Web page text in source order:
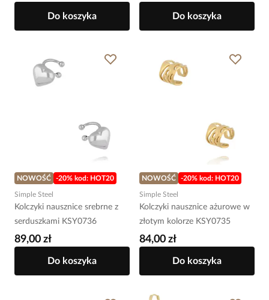
Do koszyka Do koszyka
NOWOŚĆ -20% kod: HOT20
Simple Steel
Kolczyki nausznice srebrne z
serduszkami KSY0736
89,00 zł
Do koszyka
NOWOŚĆ -20% kod: HOT20
Simple Steel
Kolczyki nausznice ażurowe w
złotym kolorze KSY0735
84,00 zł
Do koszyka